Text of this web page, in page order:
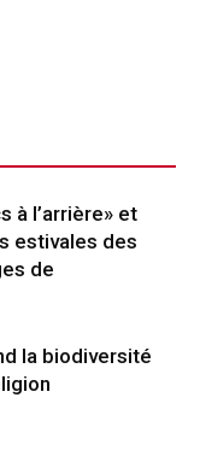
à l’arrière» et
estivales des
de
la biodiversité